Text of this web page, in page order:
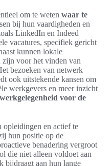
om te weten waar te
bij hun vaardigheden en
LinkedIn en Indeed
vacatures, specifiek gericht
kunnen lokale
zijn voor het vinden van
bezoeken van netwerk
ook uitstekende kansen om
werkgevers en meer inzicht
werkgelegenheid voor de
en actief te
hun positie op de
benadering vergroot
die niet alleen voldoet aan
bijdraagt aan hun lange